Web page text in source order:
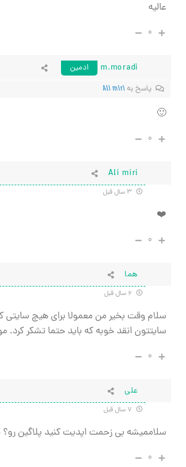
عالیه
۰
m.moradi
ادمین
پاسخ بهAli miri
🙂
۰
Ali miri
❤️
۰
هما
سلام وقت بخیر من معمولا برای هیچ سایتی
سایتتون انقد خوبه که باید حتما تشکر کرد.
۰
علی
سلاممیشه بی زحمت اپدیت کنید پلاگین
۰